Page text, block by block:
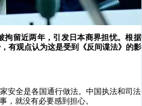
拘留近两年，引发日本商界担忧。根据
有观点认为这是受到《反间谍法》的影
安全是各国通行做法。中国执法和司法
，就没有必要感到担心。